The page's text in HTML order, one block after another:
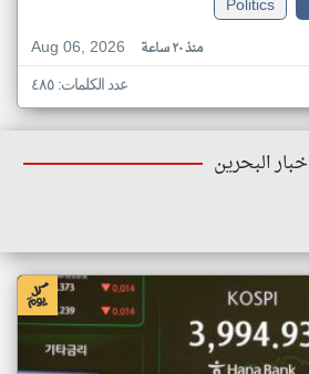
Politics
Aug 06, 2026
منذ ٢٠ ساعة
عدد الكلمات: ٤٨٥
البحرين